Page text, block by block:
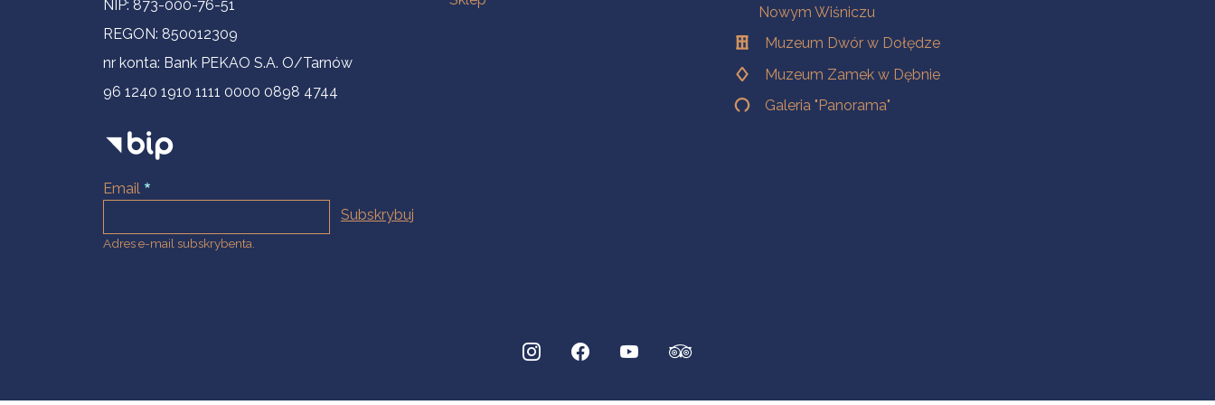
NIP: 873-000-76-51
REGON: 850012309
nr konta: Bank PEKAO S.A. O/Tarnów
96 1240 1910 1111 0000 0898 4744
Email
Adres e-mail subskrybenta.
Nowym Wiśniczu
Muzeum Dwór w Dołędze
Muzeum Zamek w Dębnie
Galeria "Panorama"